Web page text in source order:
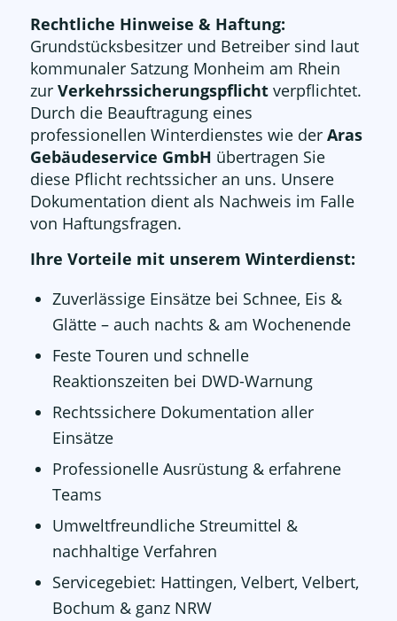
Rechtliche Hinweise & Haftung:
Grundstücksbesitzer und Betreiber sind laut
kommunaler Satzung Monheim am Rhein
zur Verkehrssicherungspflichtverpflichtet.
Durch die Beauftragung eines
professionellen Winterdienstes wie der Aras
Gebäudeservice GmbH übertragen Sie
diese Pflicht rechtssicher an uns. Unsere
Dokumentation dient als Nachweis im Falle
von Haftungsfragen.
Ihre Vorteile mit unserem Winterdienst:
Zuverlässige Einsätze bei Schnee, Eis &
Glätte – auch nachts & am Wochenende
Feste Touren und schnelle
Reaktionszeiten bei DWD-Warnung
Rechtssichere Dokumentation aller
Einsätze
Professionelle Ausrüstung & erfahrene
Teams
Umweltfreundliche Streumittel &
nachhaltige Verfahren
Servicegebiet: Hattingen, Velbert, Velbert,
Bochum & ganz NRW